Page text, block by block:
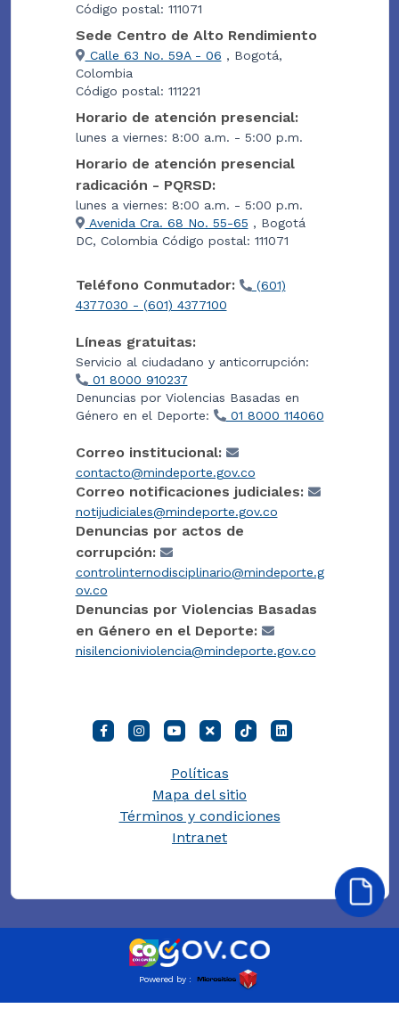
Código postal: 111071
Sede Centro de Alto Rendimiento
Calle 63 No. 59A - 06 , Bogotá,
Colombia
Código postal: 111221
Horario de atención presencial:
lunes a viernes: 8:00 a.m. - 5:00 p.m.
Horario de atención presencial
radicación - PQRSD:
lunes a viernes: 8:00 a.m. - 5:00 p.m.
Avenida Cra. 68 No. 55-65 , Bogotá
DC, Colombia Código postal: 111071
Teléfono Conmutador:
(601)
4377030 - (601) 4377100
Líneas gratuitas:
Servicio al ciudadano y anticorrupción:
01 8000 910237
Denuncias por Violencias Basadas en
Género en el Deporte:
01 8000 114060
Correo institucional:
contacto@mindeporte.gov.co
Correo notificaciones judiciales:
notijudiciales@mindeporte.gov.co
Denuncias por actos de
corrupción:
controlinternodisciplinario@mindeporte.g
ov.co
Denuncias por Violencias Basadas
en Género en el Deporte:
nisilencioniviolencia@mindeporte.gov.co
Políticas
Mapa del sitio
Términos y condiciones
Intranet
Powered by :